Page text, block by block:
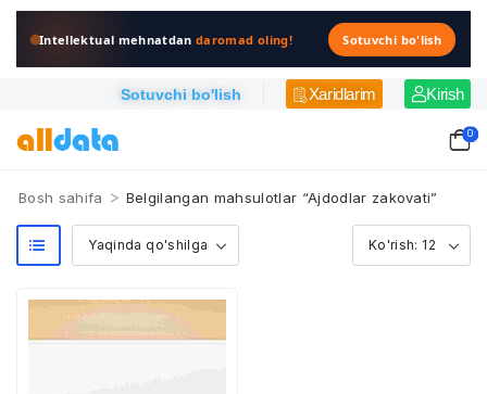
Intellektual mehnatdandaromad oling! Sotuvchi bo'lish
Sotuvchi bo'lish Xaridlarim Kirish
0
Bosh sahifa > Belgilangan mahsulotlar “Ajdodlar zakovati”